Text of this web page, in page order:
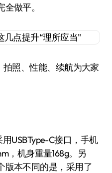
做平。
照、性能、续航为大家
USBType-C接口，手机
，机身重量168g。另
版本不同的是，采用了